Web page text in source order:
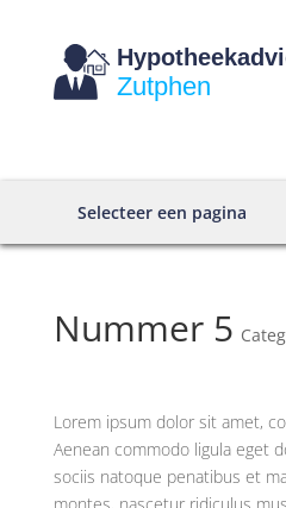
Zutphen
Selecteer een pagina
Nummer 5
Lorem ipsum dolor sit amet,
Aenean commodo ligula eget
sociis natoque penatibus et